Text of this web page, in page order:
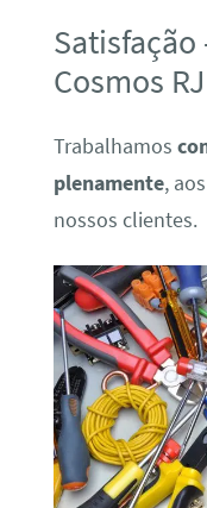
Satisfação
Cosmos RJ
Trabalhamos
plenamente,
nossos clientes.